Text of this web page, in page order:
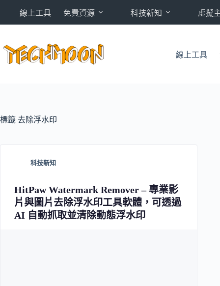
內
線上工具 免費資源 科技新知 虛擬
線上工具
標籤 去除浮水印
科技新知
HitPaw Watermark Remover – 專業影
片與圖片去除浮水印工具軟體，可透過
AI 自動抓取並清除動態浮水印